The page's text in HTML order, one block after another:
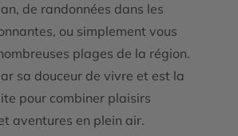
de randonnées dans les
ou simplement vous
plages de la région.
sa douceur de vivre et est la
pour combiner plaisirs
aventures en plein air.